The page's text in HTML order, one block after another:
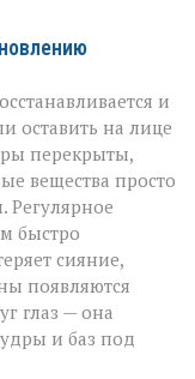
и
оставить на лице
перекрыты,
вещества просто
Регулярное
быстро
сияние,
появляются
глаз — она
и баз под